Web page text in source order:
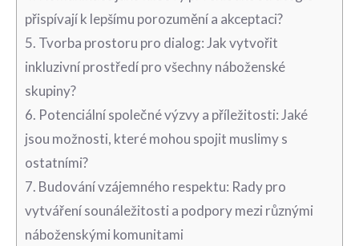
přispívají k lepšímu porozumění a akceptaci?
5. Tvorba ⁣prostoru pro dialog: ‍Jak‌ vytvořit
inkluzivní prostředí pro⁢ všechny náboženské
skupiny?
6. Potenciální společné ‍výzvy a ⁤příležitosti: Jaké
jsou možnosti, které mohou spojit​ muslimy ⁤s⁤
ostatními?
7. ‍Budování ​vzájemného respektu: Rady pro
vytváření sounáležitosti a podpory mezi různými
náboženskými komunitami